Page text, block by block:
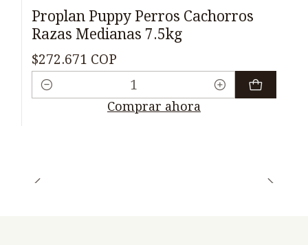
Proplan Puppy Perros Cachorros
Razas Medianas 7.5kg
$272.671 COP
Cantidad
Comprar ahora